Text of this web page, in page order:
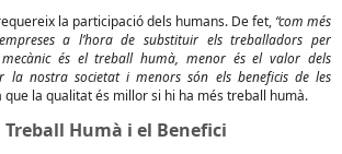
la participació dels humans. De fet,“com més
a l’hora de substituir els treballadors per
és el treball humà, menor és el valor dels
la nostra societat i menors són els beneficis de les
que la qualitat és millor si hi ha més treball humà.
Treball Humà i el Benefici